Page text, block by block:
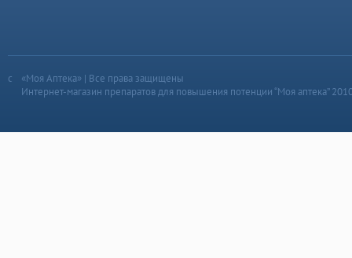
«Моя Аптека» | Все права защищены
Интернет-магазин препаратов для повышения потенции “Моя аптека”